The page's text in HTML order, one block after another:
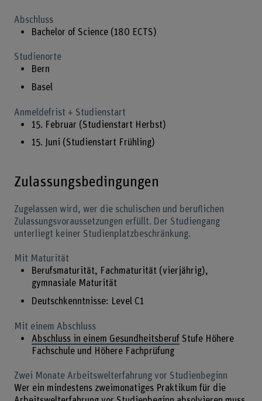
Abschluss
Bachelor of Science (180 ECTS)
Studienorte
Bern
Basel
Anmeldefrist + Studienstart
15. Februar (Studienstart Herbst)
15. Juni (Studienstart Frühling)
Zulassungsbedingungen
Zugelassen wird, wer die schulischen und beruflichen
Zulassungsvoraussetzungen erfüllt. Der Studiengang
unterliegt keiner Studienplatzbeschränkung.
Mit Maturität
Berufsmaturität, Fachmaturität (vierjährig),
gymnasiale Maturität
Deutschkenntnisse: Level C1
Mit einem Abschluss
Abschluss in einem Gesundheitsberuf Stufe Höhere
Fachschule und Höhere Fachprüfung
Zwei Monate Arbeitswelterfahrung vor Studienbeginn
Wer ein mindestens zweimonatiges Praktikum für die